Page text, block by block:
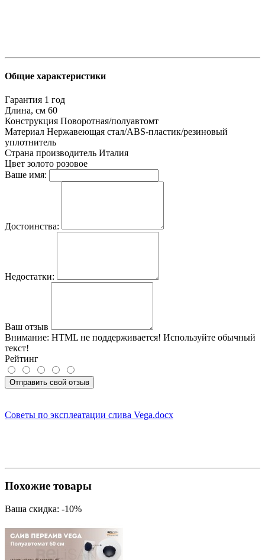
Общие характеристики
Гарантия 1 год
Длина, см 60
Конструкция Поворотная/полуавтомт
Материал Нержавеющая стал/ABS-пластик/резиновый
уплотнитель
Страна производитель Италия
Цвет золото розовое
Ваше имя:
Достоинства:
Недостатки:
Ваш отзыв
Внимание: HTML не поддерживается! Используйте обычный
текст!
Рейтинг
Отправить свой отзыв
Советы по эксплеатации слива Vega.docx
Похожие товары
Ваша скидка: -10%